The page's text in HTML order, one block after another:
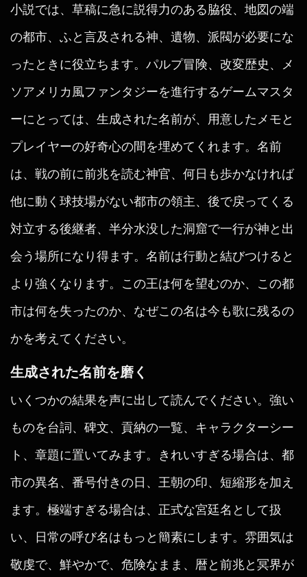
小説では、草稿に急に説得力のある脇役、地図の端
の都市、ふと言及される神、遺物、派閥が必要にな
ったときに役立ちます。パルプ冒険、改変歴史、メ
ソアメリカ風ファンタジーを進行するゲームマスタ
ーにとっては、生成された名前が、用意したメモと
プレイヤーの好奇心の間を埋めてくれます。名前
は、戦の前に前兆を読む神官、何日も歩かなければ
他に動く球技場がない都市の領主、後で戻ってくる
対立する後継者、半分水没した洞窟で一行が神と出
会う場所になり得ます。名前は行動と結びつけると
より強くなります。この王は何を望むのか、この都
市は何を失ったのか、なぜこの名は今も歌に残るの
かを考えてください。
生成された名前を磨く
いくつかの結果を声に出して読んでください。強い
ものを台詞、碑文、貢納の一覧、キャラクターシー
ト、章題に置いてみます。きれいすぎる場合は、都
市の異名、番号付きの日、王朝の印、短縮形を加え
ます。極端すぎる場合は、正式な宮廷名として扱
い、日常の呼び名はもっと簡素にします。雰囲気は
敬虔で、鮮やかで、危険なまま、暦と前兆と冥界が